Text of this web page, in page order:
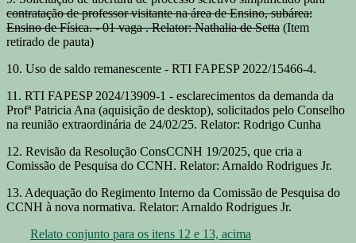
contratação de professor visitante na área de Ensino, subárea:
Ensino de Física. - 01 vaga . Relator: Nathalia de Setta (Item
retirado de pauta)
10. Uso de saldo remanescente - RTI FAPESP 2022/15466-4.
11. RTI FAPESP 2024/13909-1 - esclarecimentos da demanda da
Profª Patricia Ana (aquisição de desktop), solicitados pelo Conselho
na reunião extraordinária de 24/02/25. Relator: Rodrigo Cunha
12. Revisão da Resolução ConsCCNH 19/2025, que cria a
Comissão de Pesquisa do CCNH. Relator: Arnaldo Rodrigues Jr.
13. Adequação do Regimento Interno da Comissão de Pesquisa do
CCNH à nova normativa. Relator: Arnaldo Rodrigues Jr.
Relato conjunto para os itens 12 e 13, acima